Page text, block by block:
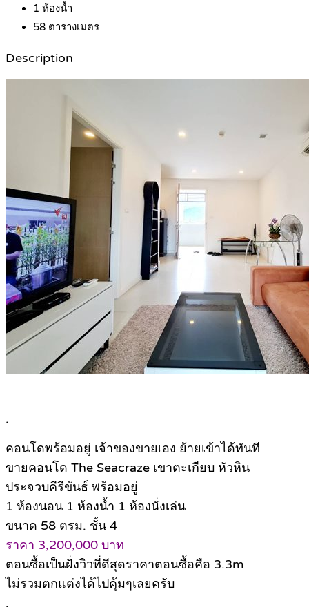
1 ห้องน้ำ
58 ตารางเมตร
Description
.
คอนโดพร้อมอยู่ เจ้าของขายเอง ย้ายเข้าได้ทันที
ขายคอนโด The Seacraze เขาตะเกียบ หัวหิน
ประจวบคีรีขันธ์ พร้อมอยู่
1 ห้องนอน 1 ห้องน้ำ 1 ห้องนั่งเล่น
ขนาด 58 ตรม. ชั้น 4
ราคา 3,200,000 บาท
ตอนซื้อเป็นฝั่งวิวที่ดีสุดราคาตอนซื้อคือ 3.3m
ไม่รวมตกแต่งได้ไปคุ้มๆเลยครับ
.